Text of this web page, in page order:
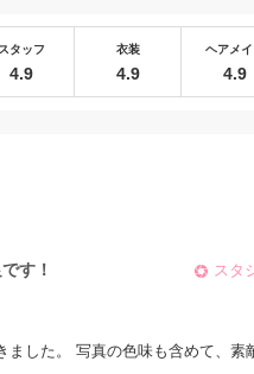
スタッフ
4.9
衣装
4.9
ヘアメイ
4.9
す！ スタ
した。 写真の色味も含めて、素